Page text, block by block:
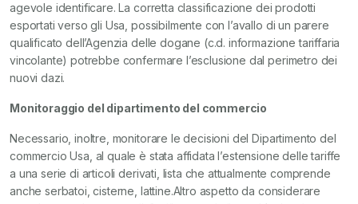
agevole identificare. La corretta classificazione dei prodotti
esportati verso gli Usa, possibilmente con l’avallo di un parere
qualificato dell’Agenzia delle dogane (c.d. informazione tariffaria
vincolante) potrebbe confermare l’esclusione dal perimetro dei
nuovi dazi.
Monitoraggio del dipartimento del commercio
Necessario, inoltre, monitorare le decisioni del Dipartimento del
commercio Usa, al quale è stata affidata l’estensione delle tariffe
a una serie di articoli derivati, lista che attualmente comprende
anche serbatoi, cisterne, lattine.Altro aspetto da considerare